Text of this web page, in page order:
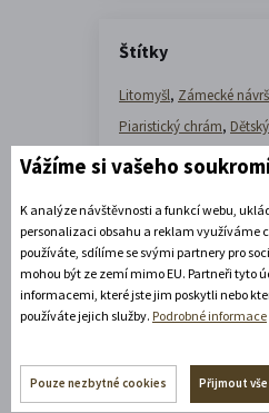
Štítky
Litomyšl, Zámecké
Piaristický chrám,
Andělé na návrší
,
Promítání,Přednáška,
Andělský advent,
Coworking Kočárovna,
Tvář
Vážíme si vašeho
K analýze návštěvnosti a funkcí webu,
personalizaci obsahu a reklam využíváme
používáte, sdílíme se svými partnery pro
mohou být ze zemí mimo EU. Partneři tyto
informacemi, které jste jim poskytli nebo
používáte jejich služby. Podrobné informace
Pouze nezbytné cookies Přijmout vše